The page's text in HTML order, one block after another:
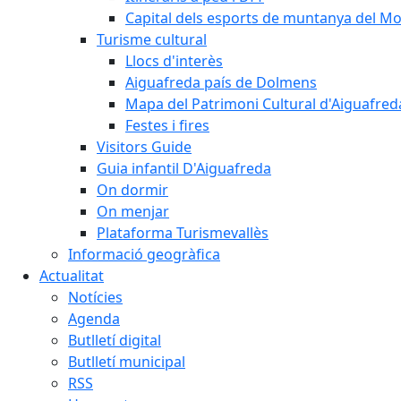
Capital dels esports de muntanya del
Turisme cultural
Llocs d'interès
Aiguafreda país de Dolmens
Mapa del Patrimoni Cultural
Festes i fires
Visitors Guide
Guia infantil D'Aiguafreda
On dormir
On menjar
Plataforma Turismevallès
Informació geogràfica
Actualitat
Notícies
Agenda
Butlletí digital
Butlletí municipal
RSS